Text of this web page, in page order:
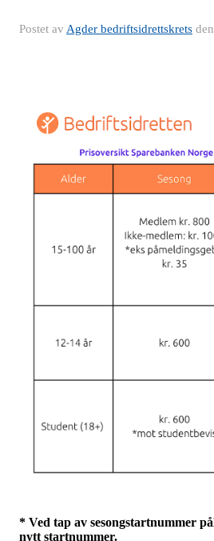
Postet av Agder bedriftsidrettskrets den
* Ved tap av sesongstartnummer
nytt startnummer.